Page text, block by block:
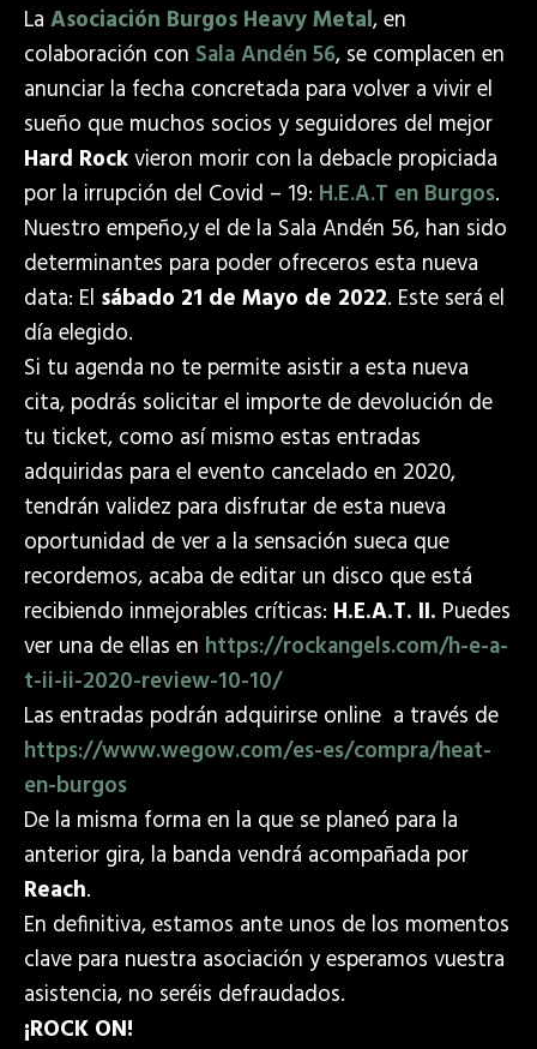
La Asociación Burgos Heavy Metal, en
colaboración con Sala Andén 56, se complacen en
anunciar la fecha concretada para volver a vivir el
sueño que muchos socios y seguidores del mejor
Hard Rockvieron morir con la debacle propiciada
por la irrupción del Covid – 19: H.E.A.T en Burgos.
Nuestro empeño,y el de la Sala Andén 56, han sido
determinantes para poder ofreceros esta nueva
data: El sábado 21 de Mayo de 2022. Este será el
día elegido.
Si tu agenda no te permite asistir a esta nueva
cita, podrás solicitar el importe de devolución de
tu ticket, como así mismo estas entradas
adquiridas para el evento cancelado en 2020,
tendrán validez para disfrutar de esta nueva
oportunidad de ver a la sensación sueca que
recordemos, acaba de editar un disco que está
recibiendo inmejorables críticas: H.E.A.T. II. Puedes
ver una de ellas en https://rockangels.com/h-e-a-
t-ii-ii-2020-review-10-10/
Las entradas podrán adquirirse online a través de
https://www.wegow.com/es-es/compra/heat-
en-burgos
De la misma forma en la que se planeó para la
anterior gira, la banda vendrá acompañada por
Reach.
En definitiva, estamos ante unos de los momentos
clave para nuestra asociación y esperamos vuestra
asistencia, no seréis defraudados.
¡ROCK ON!